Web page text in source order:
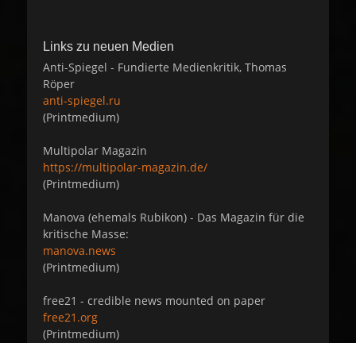
Links zu neuen Medien
Anti-Spiegel - Fundierte Medienkritik, Thomas
Röper
anti-spiegel.ru
(Printmedium)
Multipolar Magazin
https://multipolar-magazin.de/
(Printmedium)
Manova (ehemals Rubikon) - Das Magazin für die
kritische Masse:
manova.news
(Printmedium)
free21 - credible news mounted on paper
free21.org
(Printmedium)